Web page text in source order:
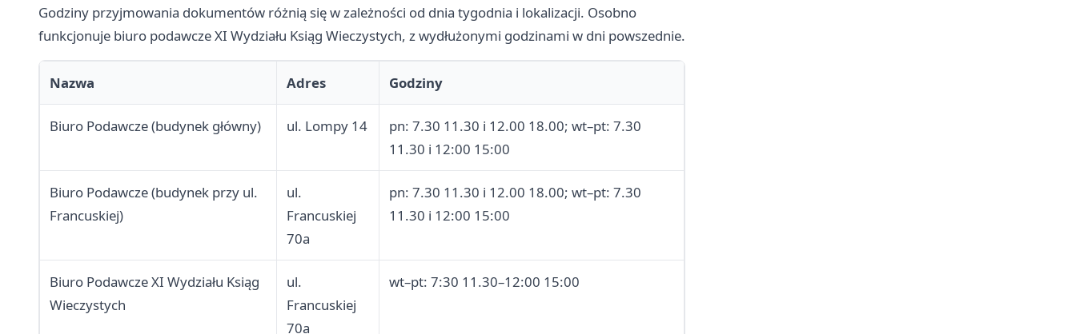
Godziny przyjmowania dokumentów różnią się w zależności od dnia tygodnia i lokalizacji. Osobno
funkcjonuje biuro podawcze XI Wydziału Ksiąg Wieczystych, z wydłużonymi godzinami w dni powszednie.
Nazwa Adres Godziny
Biuro Podawcze (budynek główny) ul. Lompy 14
pn: 7.30 11.30 i 12.00 18.00; wt–pt: 7.30
11.30 i 12:00 15:00
Biuro Podawcze (budynek przy ul.
Francuskiej)
ul.
Francuskiej
70a
pn: 7.30 11.30 i 12.00 18.00; wt–pt: 7.30
11.30 i 12:00 15:00
Biuro Podawcze XI Wydziału Ksiąg
Wieczystych
ul.
Francuskiej
70a
wt–pt: 7:30 11.30–12:00 15:00